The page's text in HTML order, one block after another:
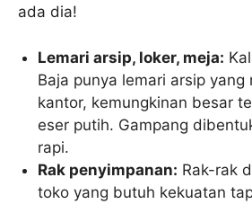
ada dia!
Lemari arsip, loker, meja:
Baja punya lemari arsip yang
kantor, kemungkinan besar
eser putih. Gampang
rapi.
Rak penyimpanan: Rak-rak
toko yang butuh kekuatan